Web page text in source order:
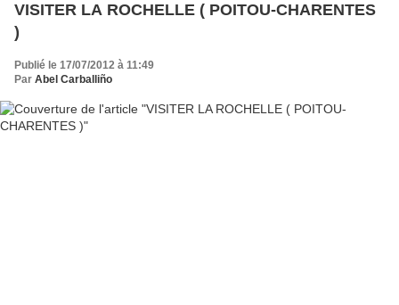
VISITER LA ROCHELLE ( POITOU-CHARENTES
)
Publié le 17/07/2012 à 11:49
Par Abel Carballiño